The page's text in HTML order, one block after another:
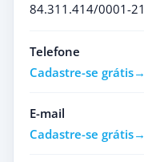
84.311.414/0001-21
Telefone
Cadastre-se grátis
E-mail
Cadastre-se grátis